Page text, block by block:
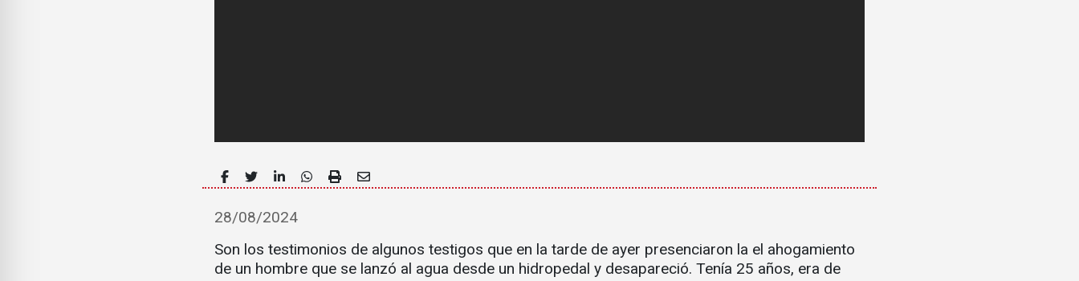
28/08/2024
Son los testimonios de algunos testigos que en la tarde de ayer presenciaron la el ahogamiento
de un hombre que se lanzó al agua desde un hidropedal y desapareció. Tenía 25 años, era de